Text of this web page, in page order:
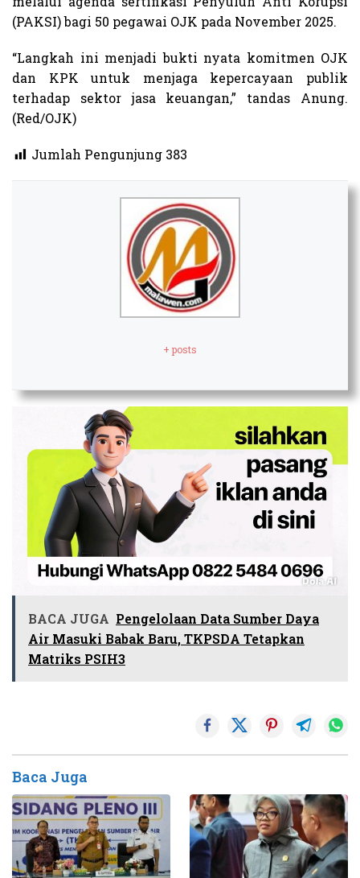
(PAKSI) bagi 50 pegawai OJK pada November 2025.
“Langkah ini menjadi bukti nyata komitmen OJK
dan KPK untuk menjaga kepercayaan publik
terhadap sektor jasa keuangan,” tandas Anung.
(Red/OJK)
Jumlah Pengunjung 383
+ posts
BACA JUGA Pengelolaan Data Sumber Daya
Air Masuki Babak Baru, TKPSDA Tetapkan
Matriks PSIH3
Baca Juga